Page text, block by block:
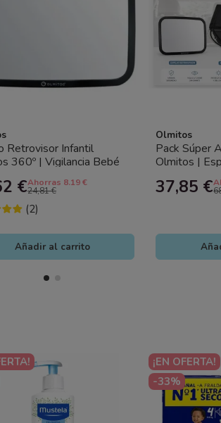
Retrovisor Infantil
360º | Vigilancia Bebé
€Ahorras 8.19 €
24,81 €
(2)
Añadir al carrito
Olmitos
Pack Súper
Olmitos |
37,85 €
¡EN OFERTA!
-33%